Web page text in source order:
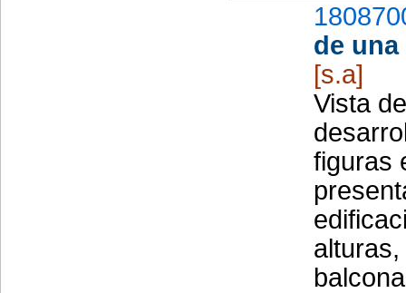
de una
[s.a]
Vista
figuras